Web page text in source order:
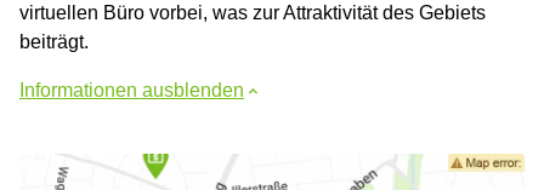
virtuellen Büro vorbei, was zur Attraktivität des Gebiets
beiträgt.
Informationen ausblenden